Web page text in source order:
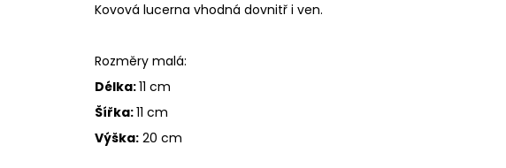
Kovová lucerna vhodná dovnitř i ven.
Rozměry malá:
Délka:11 cm
Šířka:11 cm
Výška: 20 cm